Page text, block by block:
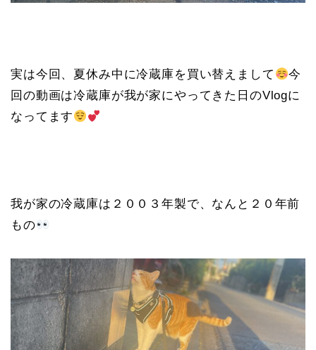
実は今回、夏休み中に冷蔵庫を買い替えまして
今
回の動画は冷蔵庫が我が家にやってきた日のVlogに
なってます
我が家の冷蔵庫は２００３年製で、なんと２０年前
もの